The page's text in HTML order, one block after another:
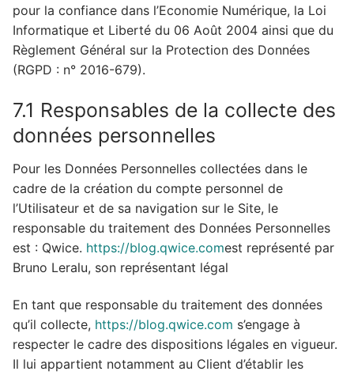
pour la confiance dans l’Economie Numérique, la Loi
Informatique et Liberté du 06 Août 2004 ainsi que du
Règlement Général sur la Protection des Données
(RGPD : n° 2016-679).
7.1 Responsables de la collecte des
données personnelles
Pour les Données Personnelles collectées dans le
cadre de la création du compte personnel de
l’Utilisateur et de sa navigation sur le Site, le
responsable du traitement des Données Personnelles
est : Qwice. https://blog.qwice.comest représenté par
Bruno Leralu, son représentant légal
En tant que responsable du traitement des données
qu’il collecte, https://blog.qwice.com s’engage à
respecter le cadre des dispositions légales en vigueur.
Il lui appartient notamment au Client d’établir les